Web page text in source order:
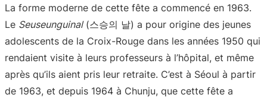
La forme moderne de cette fête a commencé en 1963.
Le Seuseunguinal(스승의 날) a pour origine des jeunes
adolescents de la Croix-Rouge dans les années 1950 qui
rendaient visite à leurs professeurs à l’hôpital, et même
après qu’ils aient pris leur retraite. C’est à Séoul à partir
de 1963, et depuis 1964 à Chunju, que cette fête a